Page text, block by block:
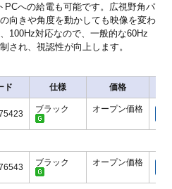
PCへの給電も可能です。広視野角パ
向きや角度を動かしても映像を変わ
100Hz対応なので、一般的な60Hz
され、視認性が向上します。
ド 仕様 価格
ブラック オープン価格
ブラック オープン価格